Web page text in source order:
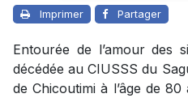
Imprimer Partager
Entourée de l’amour des
décédée au CIUSSS du
de Chicoutimi à l’âge de